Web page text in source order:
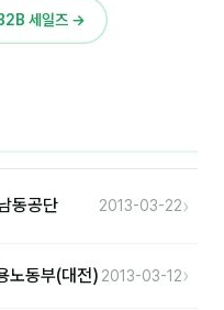
세일즈 →
동공단 2013-03-22›
노동부(대전) 2013-03-12›